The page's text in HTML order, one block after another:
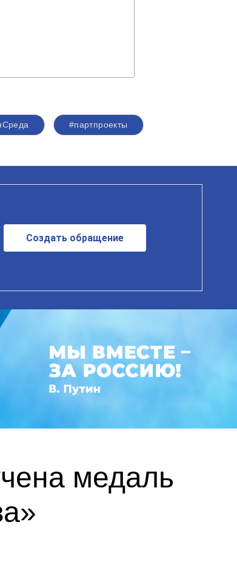
#партпроекты
Создать обращение
медаль